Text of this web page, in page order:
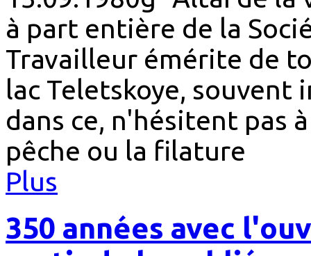
à part entière de la
Travailleur émérite de
lac Teletskoye, souvent
dans ce, n'hésitent pas
pêche ou la filature
Plus
350 années avec